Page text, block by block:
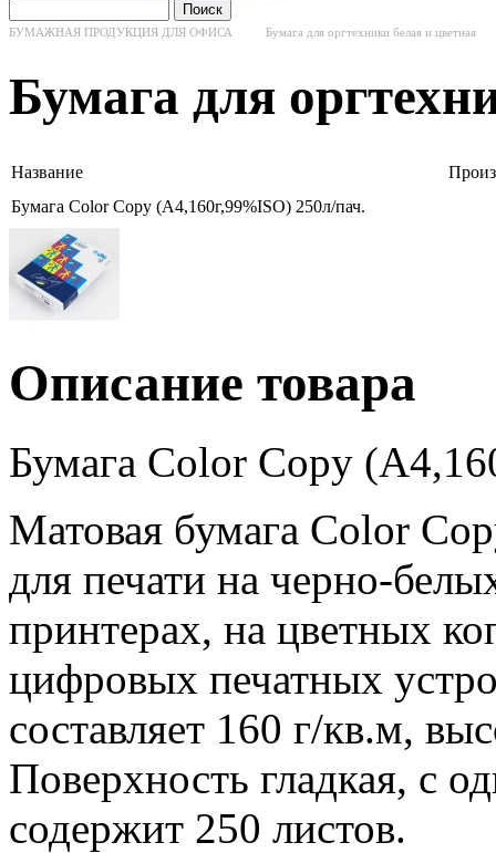
БУМАЖНАЯ ПРОДУКЦИЯ ДЛЯ ОФИСА Бумага для оргтехники белая и цветная
Бумага для
Название
Бумага Color Copy (А4,160г,99%ISO) 250л/пач.
Описание товара
Бумага Color Copy
Матовая бумага Color
для печати на черно-
принтерах, на цветных
цифровых печатных
составляет 160 г/кв.м,
Поверхность гладкая, с
содержит 250 листов.